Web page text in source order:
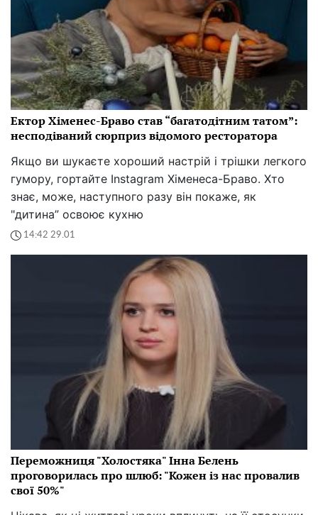
Ектор Хіменес-Браво став “багатодітним татом”:
несподіваний сюрприз відомого ресторатора
Якщо ви шукаєте хороший настрій і трішки легкого
гумору, гортайте Instagram Хіменеса-Браво. Хто
знає, може, наступного разу він покаже, як
"дитина” освоює кухню
14:42 29.01
Переможниця "Холостяка" Інна Белень
проговорилась про шлюб: "Кожен із нас провалив
свої 50%"